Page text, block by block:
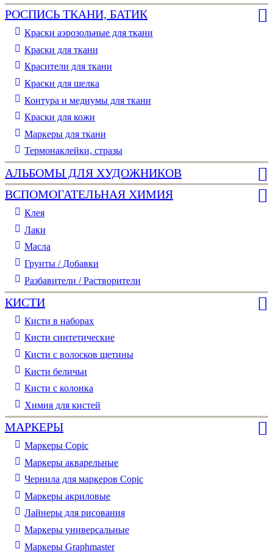
РОСПИСЬ ТКАНИ, БАТИК
Краски аэрозольные для ткани
Краски для ткани
Красители для ткани
Краски для шелка
Контура и медиумы для ткани
Краски для кожи
Маркеры для ткани
Термонаклейки, стразы
АЛЬБОМЫ ДЛЯ ХУДОЖНИКОВ
ВСПОМОГАТЕЛЬНАЯ ХИМИЯ
Клея
Лаки
Масла
Грунты / Добавки
Разбавители / Растворители
КИСТИ
Кисти в наборах
Кисти синтетические
Кисти с волосков щетины
Кисти беличьи
Кисти с колонка
Химия для кистей
МАРКЕРЫ
Маркеры Copic
Маркеры акварельные
Чернила для маркеров Copic
Маркеры акриловые
Лайнеры для рисования
Маркеры универсальные
Маркеры Graphmaster